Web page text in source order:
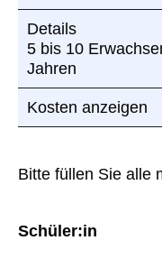
Details
5 bis 10
Jahren
Kosten anzeigen
Bitte füllen Sie alle
Schüler:in